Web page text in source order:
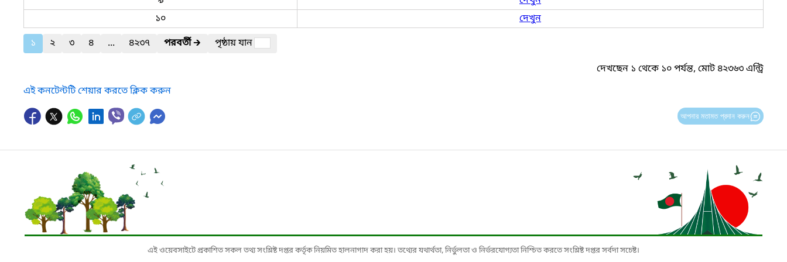
১০
দেখুন
১
২ ৩ ৪ ... ৪২৩৭ পরবর্তী🡲
পৃষ্ঠায় যান
দেখছেন ১ থেকে ১০ পর্যন্ত, মোট ৪২৩৬৩ এন্ট্রি
এই কনটেন্টটি শেয়ার করতে ক্লিক করুন
আপনার মতামত প্রদান করুন
এই ওয়েবসাইটে প্রকাশিত সকল তথ্য সংশ্লিষ্ট দপ্তর কর্তৃক নিয়মিত হালনাগাদ করা হয়। তথ্যের যথার্থতা, নির্ভুলতা ও নির্ভরযোগ্যতা নিশ্চিত করতে সংশ্লিষ্ট দপ্তর সর্বদা সচেষ্ট।